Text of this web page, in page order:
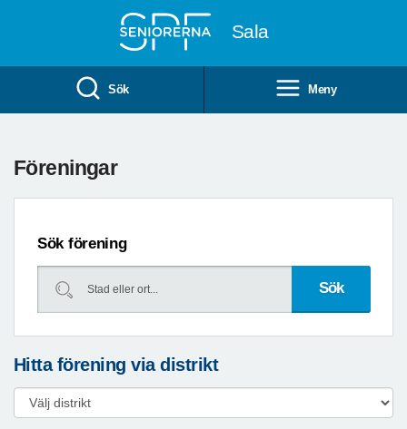
Sala
Sök Meny
Föreningar
Sök förening
Hitta förening via distrikt